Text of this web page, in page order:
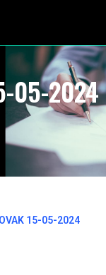
05-2024
15-05-2024